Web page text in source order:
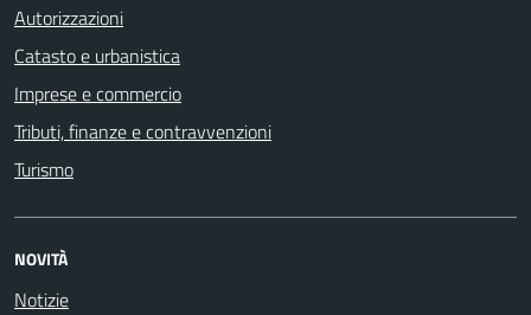
Autorizzazioni
Catasto e urbanistica
Imprese e commercio
Tributi, finanze e contravvenzioni
Turismo
NOVITÀ
Notizie